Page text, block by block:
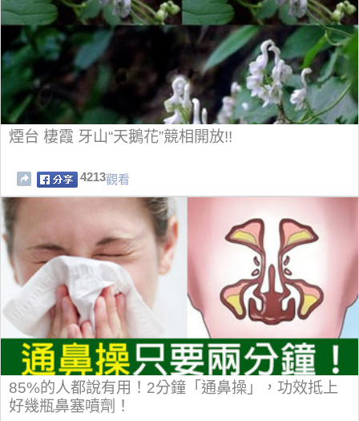
煙台 棲霞 牙山“天鵝花”競相開放!!
4213觀看
85%的人都說有用！2分鐘「通鼻操」，功效抵上
好幾瓶鼻塞噴劑！